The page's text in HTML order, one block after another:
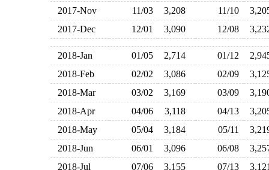
2017-Nov
11/03 3,208 11/10
2017-Dec
12/01 3,090 12/08
2018-Jan 01/05 2,714 01/12
2018-Feb
02/02 3,086 02/09
2018-Mar
03/02 3,169 03/09
2018-Apr
04/06 3,118 04/13
2018-May
05/04 3,184 05/11
2018-Jun
06/01 3,096 06/08
2018-Jul
07/06 3,155 07/13